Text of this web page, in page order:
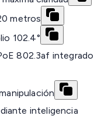
metros
102.4°
802.3af integrado
inteligencia